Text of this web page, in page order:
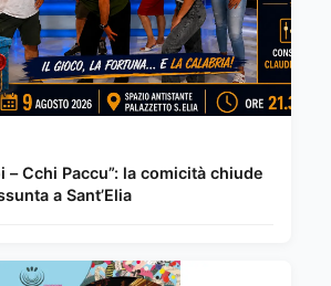
– Cchi Paccu”: la comicità chiude
a Sant’Elia